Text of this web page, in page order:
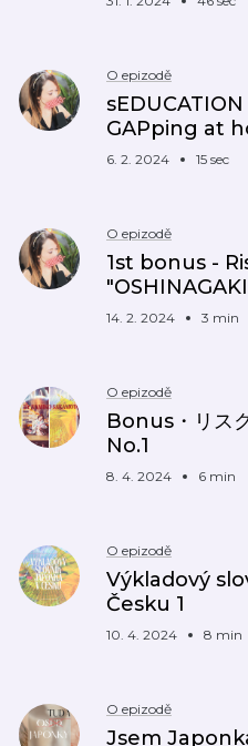
O epizodě
GAPping at
6. 2. 2024 15 sec
O epizodě
1st bonus -
14. 2. 2024 3 min
O epizodě
Bonus・リス
No.1
8. 4. 2024 6 min
O epizodě
Výkladový
Česku 1
10. 4. 2024 8 min
O epizodě
Jsem